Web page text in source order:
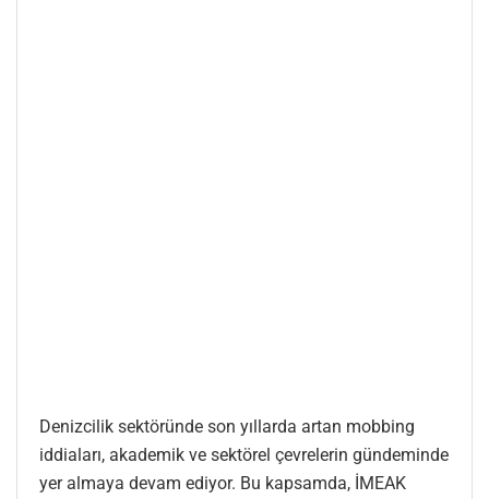
Denizcilik sektöründe son yıllarda artan mobbing
iddiaları, akademik ve sektörel çevrelerin gündeminde
yer almaya devam ediyor. Bu kapsamda, İMEAK